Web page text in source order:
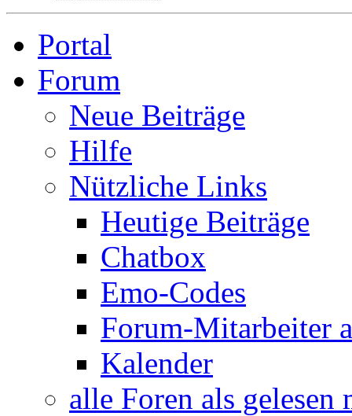
Portal
Forum
Neue Beiträge
Hilfe
Nützliche Links
Heutige Beiträge
Chatbox
Emo-Codes
Forum-Mitarbeiter
Kalender
alle Foren als gelesen